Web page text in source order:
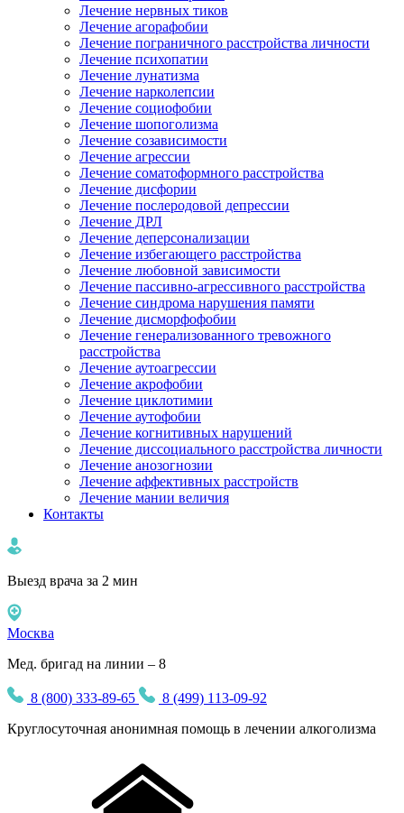
Лечение нервных тиков
Лечение агорафобии
Лечение пограничного расстройства личности
Лечение психопатии
Лечение лунатизма
Лечение нарколепсии
Лечение социофобии
Лечение шопоголизма
Лечение созависимости
Лечение агрессии
Лечение соматоформного расстройства
Лечение дисфории
Лечение послеродовой депрессии
Лечение ДРЛ
Лечение деперсонализации
Лечение избегающего расстройства
Лечение любовной зависимости
Лечение пассивно-агрессивного расстройства
Лечение синдрома нарушения памяти
Лечение дисморфофобии
Лечение генерализованного тревожного
расстройства
Лечение аутоагрессии
Лечение акрофобии
Лечение циклотимии
Лечение аутофобии
Лечение когнитивных нарушений
Лечение диссоциального расстройства личности
Лечение анозогнозии
Лечение аффективных расстройств
Лечение мании величия
Контакты
Выезд врача за 2 мин
Москва
Мед. бригад на линии – 8
8 (800) 333-89-65
8 (499) 113-09-92
Круглосуточная анонимная помощь в лечении алкоголизма